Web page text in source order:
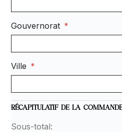
Gouvernorat *
Ville *
RÉCAPITULATIF DE LA
Sous-total: